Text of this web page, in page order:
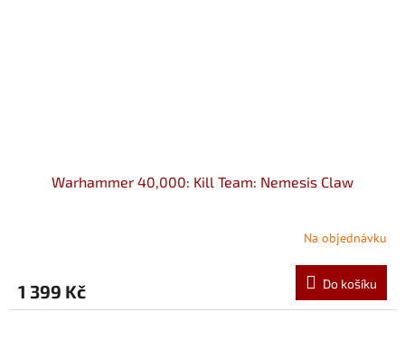
Warhammer 40,000: Kill Team: Nemesis Claw
Na objednávku
1 399 Kč Do košíku